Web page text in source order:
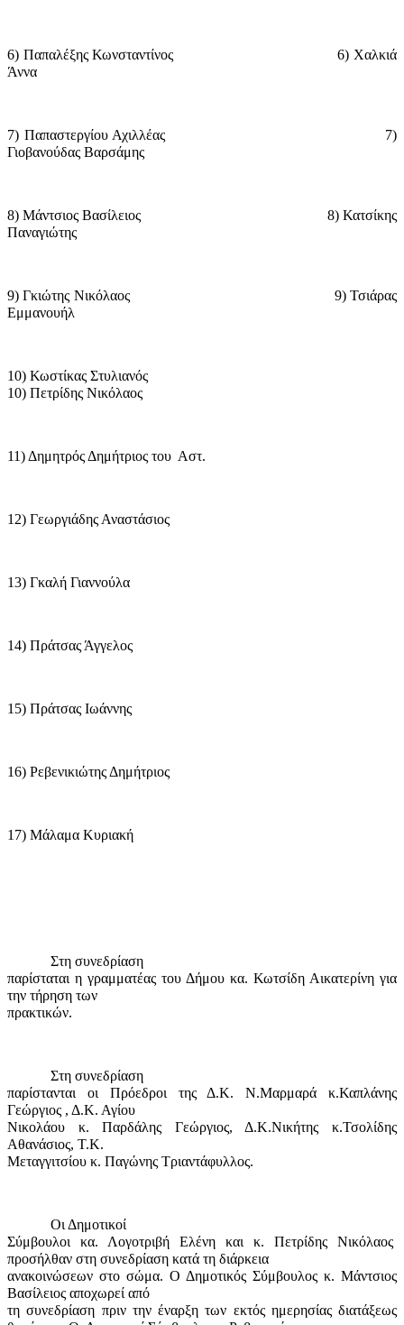
6) Παπαλέξης Κωνσταντίνος
6) Χαλκιά
Άννα
7) Παπαστεργίου Αχιλλέας
7)
Γιοβανούδας Βαρσάμης
8) Μάντσιος Βασίλειος
8) Κατσίκης
Παναγιώτης
9) Γκιώτης Νικόλαος
9) Τσιάρας
Εμμανουήλ
10) Κωστίκας Στυλιανός
10) Πετρίδης Νικόλαος
11) Δημητρός Δημήτριος του Αστ.
12) Γεωργιάδης Αναστάσιος
13) Γκαλή Γιαννούλα
14) Πράτσας Άγγελος
15) Πράτσας Ιωάννης
16) Ρεβενικιώτης Δημήτριος
17) Μάλαμα Κυριακή
Στη συνεδρίαση
παρίσταται η γραμματέας του Δήμου κα. Κωτσίδη Αικατερίνη για
την τήρηση των
πρακτικών.
Στη συνεδρίαση
παρίστανται οι Πρόεδροι της Δ.Κ. Ν.Μαρμαρά κ.Καπλάνης
Γεώργιος , Δ.Κ. Αγίου
Νικολάου κ. Παρδάλης Γεώργιος, Δ.Κ.Νικήτης κ.Τσολίδης
Αθανάσιος, Τ.Κ.
Μεταγγιτσίου κ. Παγώνης Τριαντάφυλλος.
Οι Δημοτικοί
Σύμβουλοι κα. Λογοτριβή Ελένη και κ. Πετρίδης Νικόλαος
προσήλθαν στη συνεδρίαση κατά τη διάρκεια
ανακοινώσεων στο σώμα. Ο Δημοτικός Σύμβουλος κ. Μάντσιος
Βασίλειος αποχωρεί από
τη συνεδρίαση πριν την έναρξη των εκτός ημερησίας διατάξεως